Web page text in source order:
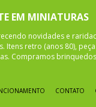
EM MINIATURAS
novidades e
Itens retro (anos 80),
Compramos
CONTATO